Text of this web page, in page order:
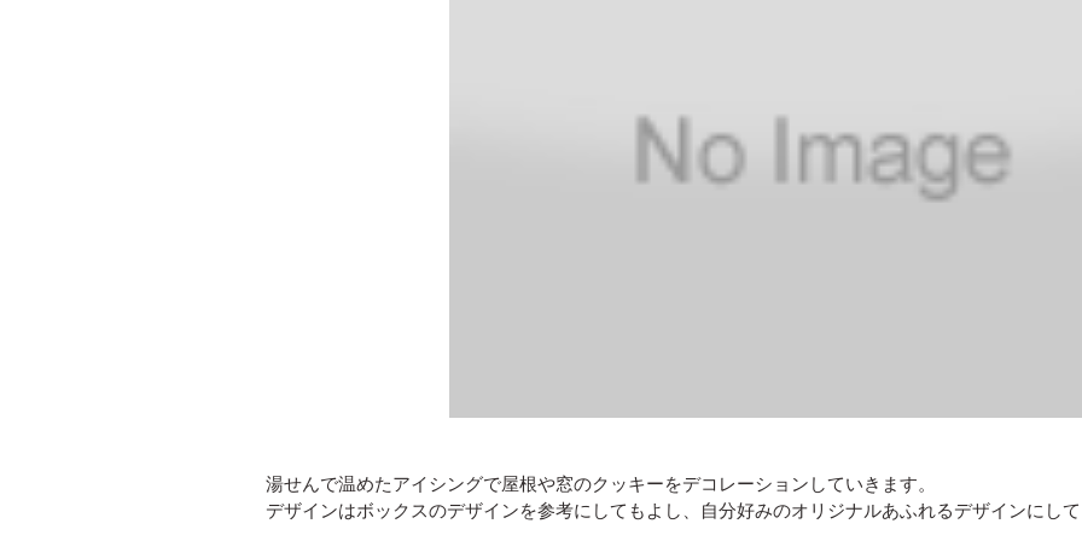
湯せんで温めたアイシングで屋根や窓のクッキーをデコレーションしていきます。
デザインはボックスのデザインを参考にしてもよし、自分好みのオリジナルあふれるデザインにし